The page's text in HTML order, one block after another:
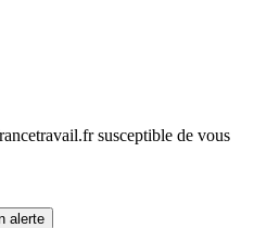
susceptible de vous
alerte